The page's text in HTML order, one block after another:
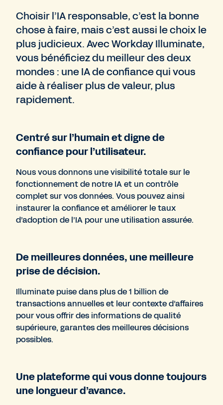
Choisir l’IA responsable, c’est la bonne
chose à faire, mais c’est aussi le choix le
plus judicieux. Avec Workday Illuminate,
vous bénéficiez du meilleur des deux
mondes : une IA de confiance qui vous
aide à réaliser plus de valeur, plus
rapidement.
Centré sur l’humain et digne de
confiance pour l’utilisateur.
Nous vous donnons une visibilité totale sur le
fonctionnement de notre IA et un contrôle
complet sur vos données. Vous pouvez ainsi
instaurer la confiance et améliorer le taux
d’adoption de l’IA pour une utilisation assurée.
De meilleures données, une meilleure
prise de décision.
Illuminate puise dans plus de 1 billion de
transactions annuelles et leur contexte d’affaires
pour vous offrir des informations de qualité
supérieure, garantes des meilleures décisions
possibles.
Une plateforme qui vous donne toujours
une longueur d’avance.